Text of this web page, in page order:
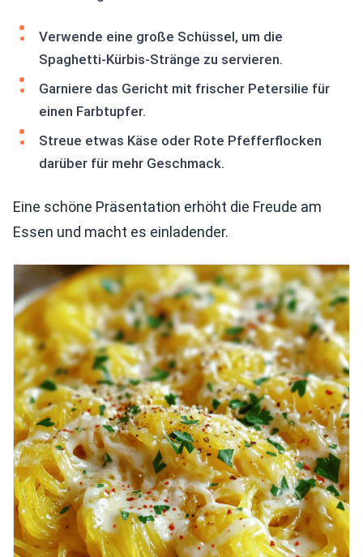
Verwende eine große Schüssel, um die
Spaghetti-Kürbis-Stränge zu servieren.
Garniere das Gericht mit frischer Petersilie für
einen Farbtupfer.
Streue etwas Käse oder Rote Pfefferflocken
darüber für mehr Geschmack.
Eine schöne Präsentation erhöht die Freude am
Essen und macht es einladender.